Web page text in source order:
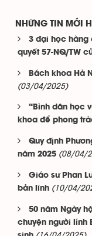
NHỮNG TIN MỚI
3 đại học hàng
quyết 57-NQ/TW
Bách khoa Hà
(03/04/2025)
“Bình dân học
khoa để phong
Quy định
năm 2025 (08/04/
Giáo sư Phan
bản lĩnh (10/04/
50 năm Ngày
chuyện người lính